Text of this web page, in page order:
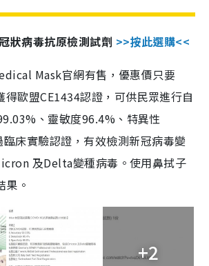
狀病毒抗原檢測試劑 >>按此選購<<
Mask官網有售，優惠價只要
歐盟CE1434認證，可供民眾進行自
、靈敏度96.4%、特異性
床實驗認證，有效檢測新冠病毒變
及Delta變種病毒。使用鼻拭子
果。
+2